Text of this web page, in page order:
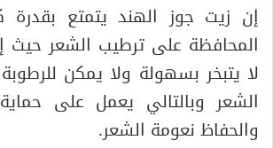
إن زيت جوز الهند يتمتع بقدرة
المحافظة على ترطيب الشعر حيث
لا يتبخر بسهولة ولا يمكن
الشعر وبالتالي يعمل على
والحفاظ نعومة الشعر.